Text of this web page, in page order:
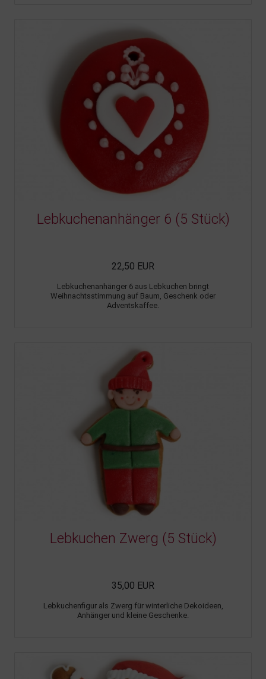
Lebkuchenanhänger 6 (5 Stück)
22,50 EUR
Lebkuchenanhänger 6 aus Lebkuchen bringt
Weihnachtsstimmung auf Baum, Geschenk oder
Adventskaffee.
Lebkuchen Zwerg (5 Stück)
35,00 EUR
Lebkuchenfigur als Zwerg für winterliche Dekoideen,
Anhänger und kleine Geschenke.